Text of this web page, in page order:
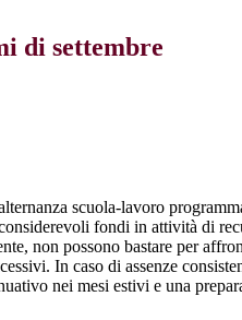
di settembre
scuola-lavoro
fondi in attività di
non possono bastare per
In caso di assenze
nei mesi estivi e una